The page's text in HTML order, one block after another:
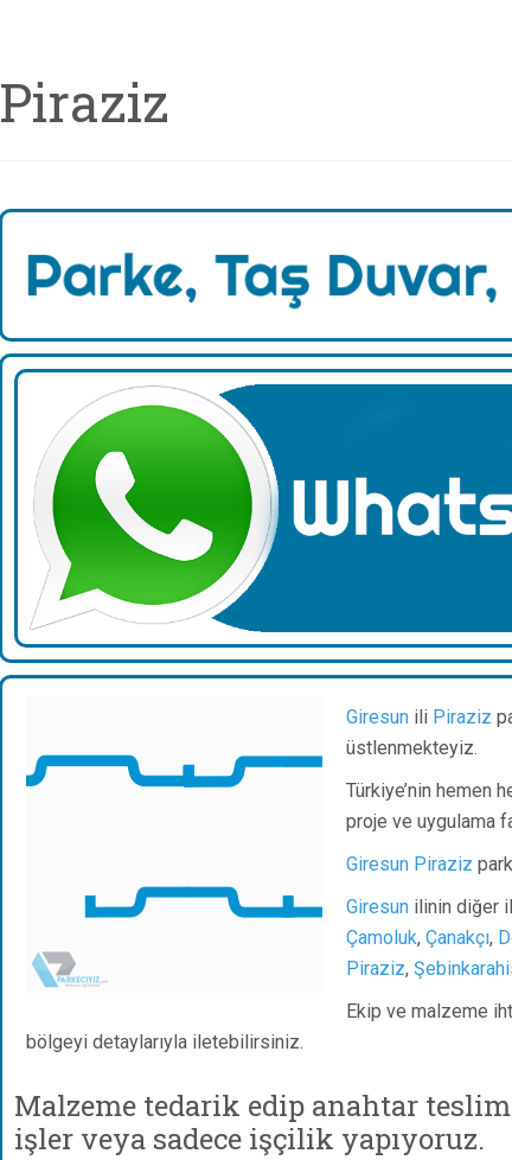
Piraziz
Giresun ili Piraziz
üstlenmekteyiz.
Türkiye’nin hemen
proje ve uygulama
Giresun Piraziz
Giresun ilinin diğer
Çamoluk, Çanakçı,
Piraziz,
Ekip ve malzeme
bölgeyi detaylarıyla iletebilirsiniz.
Malzeme tedarik edip anahtar teslim
işler veya sadece işçilik yapıyoruz.